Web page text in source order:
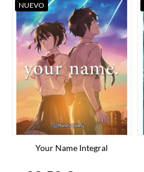
Your Name Integral
NUEVO